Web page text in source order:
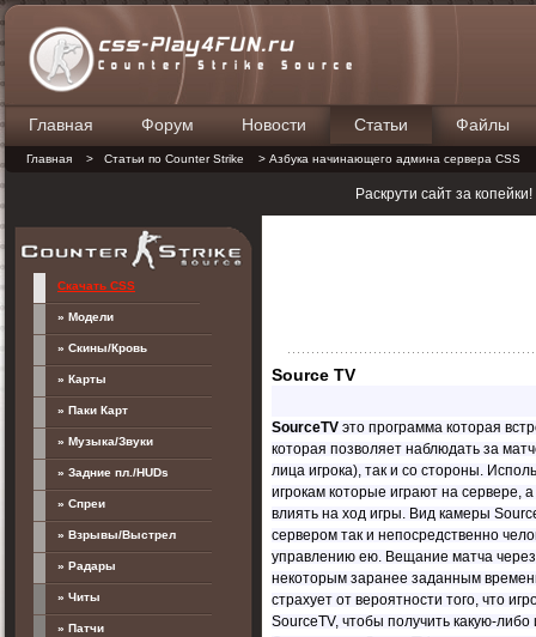
Главная Форум Новости Статьи Файлы
Главная > Статьи по Counter Strike > Азбука начинающего админа сервера CSS
Раскрути сайт за
Source TV
SourceTV это программа которая
которая позволяет наблюдать за
лица игрока), так и со стороны.
игрокам которые играют на сервере,
влиять на ход игры. Вид камеры
сервером так и непосредственно
управлению ею. Вещание матча
некоторым заранее заданным
страхует от вероятности того, что
SourceTV, чтобы получить какую-
Скачать CSS
» Модели
» Скины/Кровь
» Карты
» Паки Карт
» Музыка/Звуки
» Задние пл./HUDs
» Спреи
» Взрывы/Выстрел
» Радары
» Читы
» Патчи